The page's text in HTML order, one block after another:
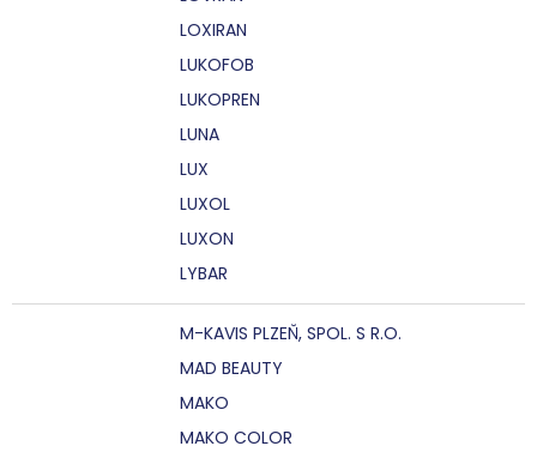
LOXIRAN
LUKOFOB
LUKOPREN
LUNA
LUX
LUXOL
LUXON
LYBAR
M-KAVIS PLZEŇ, SPOL. S R.O.
MAD BEAUTY
MAKO
MAKO COLOR